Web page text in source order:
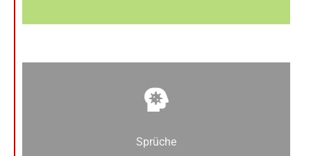
Sprüche